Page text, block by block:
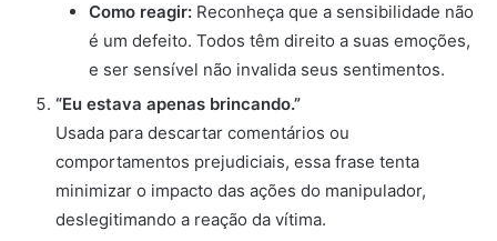
Como reagir: Reconheça que a sensibilidade não
é um defeito. Todos têm direito a suas emoções,
e ser sensível não invalida seus sentimentos.
“Eu estava apenas brincando.”
Usada para descartar comentários ou
comportamentos prejudiciais, essa frase tenta
minimizar o impacto das ações do manipulador,
deslegitimando a reação da vítima.